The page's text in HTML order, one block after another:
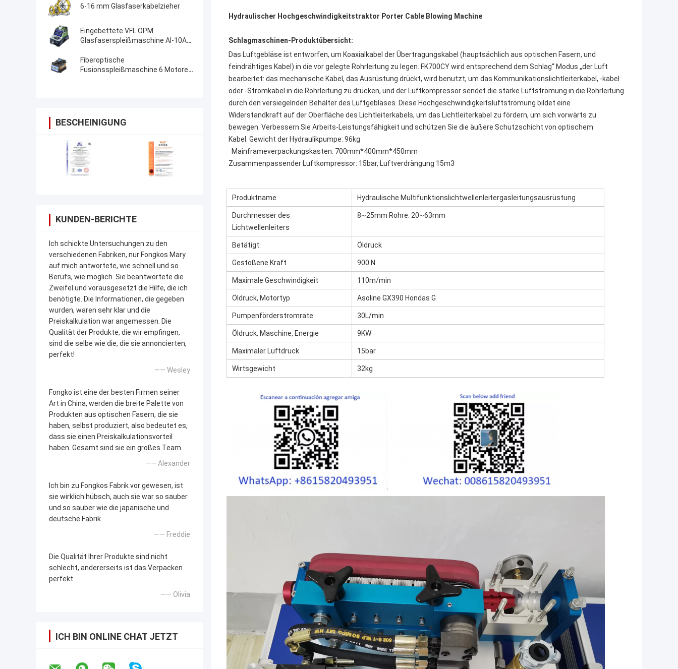
6-16 mm Glasfaserkabelzieher
Eingebettete VFL OPM
Glasfaserspleißmaschine AI-10A
Fusion Splicer
Fiberoptische
Fusionsspleißmaschine 6 Motoren
BESCHEINIGUNG
KUNDEN-BERICHTE
Ich schickte Untersuchungen zu den
verschiedenen Fabriken, nur Fongkos Mary
auf mich antwortete, wie schnell und so
Berufs, wie möglich. Sie beantwortete die
Zweifel und vorausgesetzt die Hilfe, die ich
benötigte. Die Informationen, die gegeben
wurden, waren sehr klar und die
Preiskalkulation war angemessen. Die
Qualität der Produkte, die wir empfingen,
sind die selbe wie die, die sie annoncierten,
perfekt!
—— Wesley
Fongko ist eine der besten Firmen seiner
Art in China, werden die breite Palette von
Produkten aus optischen Fasern, die sie
haben, selbst produziert, also bedeutet es,
dass sie einen Preiskalkulationsvorteil
haben. Gesamt sind sie ein großes Team.
—— Alexander
Ich bin zu Fongkos Fabrik vor gewesen, ist
sie wirklich hübsch, auch sie war so sauber
und so sauber wie die japanische und
deutsche Fabrik.
—— Freddie
Die Qualität Ihrer Produkte sind nicht
schlecht, andererseits ist das Verpacken
perfekt.
—— Olivia
ICH BIN ONLINE CHAT JETZT
Hydraulischer Hochgeschwindigkeitstraktor Porter Cable Blowing Machine
Schlagmaschinen- Produktübersicht:
Das Luftgebläse ist entworfen, um Koaxialkabel der Übertragungskabel (hauptsächlich aus optischen Fasern, und
feindrähtiges Kabel) in die vor gelegte Rohrleitung zu legen. FK700CY wird entsprechend dem Schlag“ Modus „der Luft
bearbeitet: das mechanische Kabel, das Ausrüstung drückt, wird benutzt, um das Kommunikationslichtleiterkabel, -kabel
oder -Stromkabel in die Rohrleitung zu drücken, und der Luftkompressor sendet die starke Luftströmung in die Rohrleitung
durch den versiegelnden Behälter des Luftgebläses. Diese Hochgeschwindigkeitsluftströmung bildet eine
Widerstandkraft auf der Oberfläche des Lichtleiterkabels, um das Lichtleiterkabel zu fördern, um sich vorwärts zu
bewegen. Verbessern Sie Arbeits-Leistungsfähigkeit und schützen Sie die äußere Schutzschicht von optischem
Kabel. Gewicht der Hydraulikpumpe: 96kg
Mainframeverpackungskasten: 700mm*400mm*450mm
Zusammenpassender Luftkompressor: 15bar, Luftverdrängung 15m3
Produktname Hydraulische Multifunktionslichtwellenleitergasleitungsausrüstung
Durchmesser des
Lichtwellenleiters
8~25mm Rohre: 20~63mm
Betätigt: Öldruck
Gestoßene Kraft 900.N
Maximale Geschwindigkeit 110m/min
Öldruck, Motortyp Asoline GX390 Hondas G
Pumpenförderstromrate 30L/min
Öldruck, Maschine, Energie 9KW
Maximaler Luftdruck 15bar
Wirtsgewicht 32kg